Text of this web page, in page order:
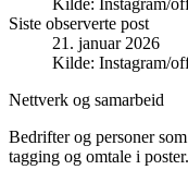
Siste observerte post
21. januar 2026
Kilde: Instagram/
Nettverk og samarbeid
Bedrifter og personer
tagging og omtale i poster.